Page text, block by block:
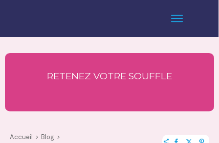
RETENEZ VOTRE SOUFFLE
Accueil > Blog >